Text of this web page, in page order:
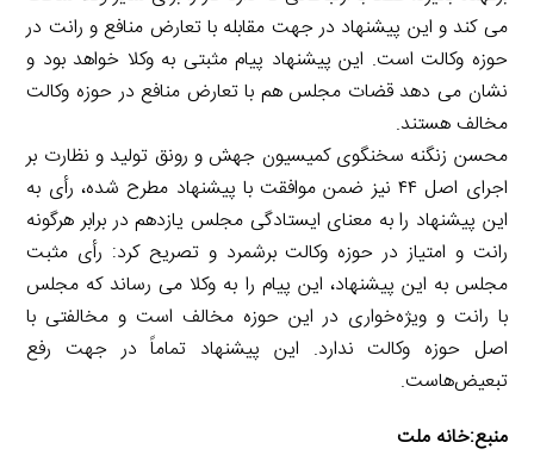
می کند و این پیشنهاد در جهت مقابله با تعارض منافع و رانت در
حوزه وکالت است. این پیشنهاد پیام مثبتی به وکلا خواهد بود و
نشان می دهد قضات مجلس هم با تعارض منافع در حوزه وکالت
مخالف هستند.
محسن زنگنه سخنگوی کمیسیون جهش و رونق تولید و نظارت بر
اجرای اصل ۴۴ نیز ضمن موافقت با پیشنهاد مطرح شده، رأی به
این پیشنهاد را به معنای ایستادگی مجلس یازدهم در برابر هرگونه
رانت و امتیاز در حوزه وکالت برشمرد و تصریح کرد: رأی مثبت
مجلس به این پیشنهاد، این پیام را به وکلا می رساند که مجلس
با رانت و ویژه‌خواری در این حوزه مخالف است و مخالفتی با
اصل حوزه وکالت ندارد. این پیشنهاد تماماً در جهت رفع
تبعیض‌هاست.
منبع:خانه ملت